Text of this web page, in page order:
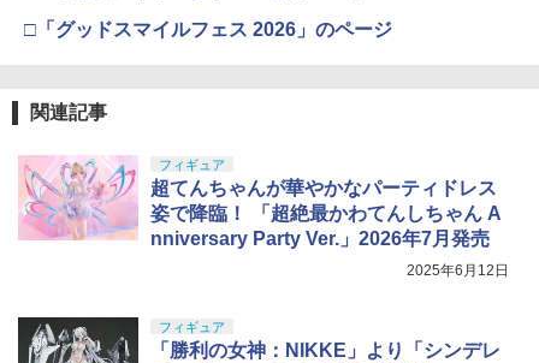
□「グッドスマイルフェス 2026」のページ
関連記事
フィギュア
超てんちゃんが華やかなパーティドレス
姿で降臨！ 「超絶最かわてんしちゃん A
nniversary Party Ver.」2026年7月発売
2025年6月12日
フィギュア
「勝利の女神：NIKKE」より「シンデレ